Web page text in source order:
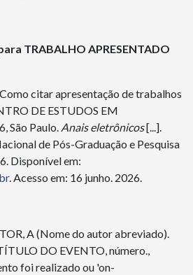
TRABALHO APRESENTADO
Como citar apresentação de trabalhos
DE ESTUDOS EM
São Paulo. Anais eletrônicos[...].
de Pós-Graduação e Pesquisa
Disponível em:
. Acesso em: 16 junho. 2026.
A (Nome do autor abreviado).
DO EVENTO, número.,
foi realizado ou 'on-